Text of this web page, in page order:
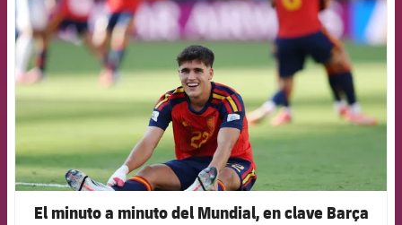
El minuto a minuto del Mundial, en clave Barça